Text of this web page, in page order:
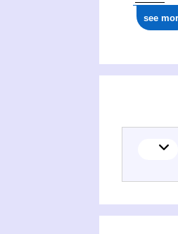
see